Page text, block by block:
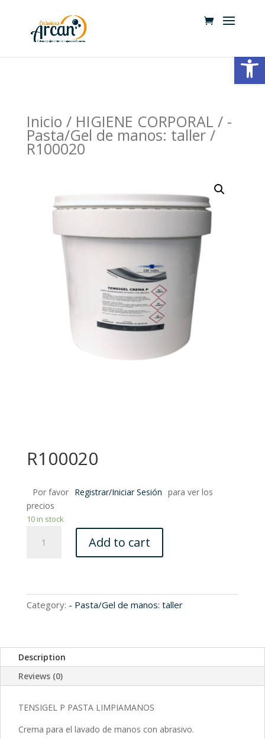
Inicio / HIGIENE CORPORAL / -
Pasta/Gel de manos: taller/
R100020
R100020
Por favor Registrar/Iniciar Sesión para ver los
precios
10 in stock
quantity
Add to cart
Category: - Pasta/Gel de manos: taller
Description
Reviews (0)
TENSIGEL P PASTA LIMPIAMANOS
Crema para el lavado de manos con abrasivo.